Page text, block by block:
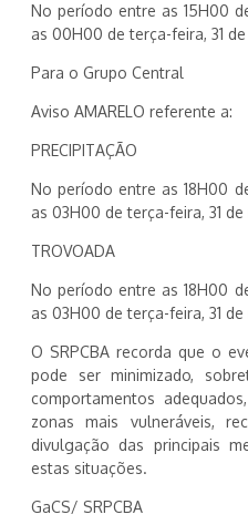
No período entre as 15H00
as 00H00 de terça-feira, 31
Para o Grupo Central
Aviso AMARELO referente a:
PRECIPITAÇÃO
No período entre as 18H00
as 03H00 de terça-feira, 31 de
TROVOADA
No período entre as 18H00
as 03H00 de terça-feira, 31 de
O SRPCBA recorda que o
pode ser minimizado,
comportamentos
zonas mais vulneráveis,
divulgação das principais
estas situações.
GaCS/ SRPCBA